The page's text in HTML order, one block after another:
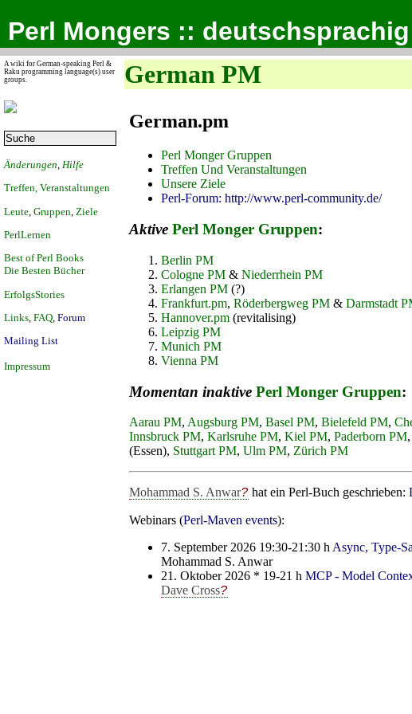
Perl Mongers ::
A wiki for German-speaking Perl &
Raku programming language(s) user
groups.
Änderungen Hilfe
Treffen, Veranstaltungen
Leute Gruppen Ziele
PerlLernen
Best of Perl Books
Die Besten Bücher
ErfolgsStories
Links FAQ Forum
Mailing List
Impressum
German PM
German.pm
Perl Monger Gruppen
Treffen Und Veranstaltungen
Unsere Ziele
Perl-Forum: http://www.perl-community.de/
Aktive Perl Monger Gruppen:
Berlin PM
Cologne PM & Niederrhein PM
Erlangen PM (?)
Frankfurt.pm, Röderbergweg PM & Darmstadt
Hannover.pm (revitalising)
Leipzig PM
Munich PM
Vienna PM
Momentan inaktive Perl Monger Gruppen:
Aarau PM, Augsburg PM, Basel PM, Bielefeld PM,
Innsbruck PM, Karlsruhe PM, Kiel PM, Paderborn PM,
(Essen), Stuttgart PM, Ulm PM, Zürich PM
Mohammad S. Anwar hat ein Perl-Buch geschrieben:
Webinars (Perl-Maven events):
7. September 2026 19:30-21:30 h Async, Type-
Mohammad S. Anwar
21. Oktober 2026 * 19-21 h MCP - Model
Dave Cross